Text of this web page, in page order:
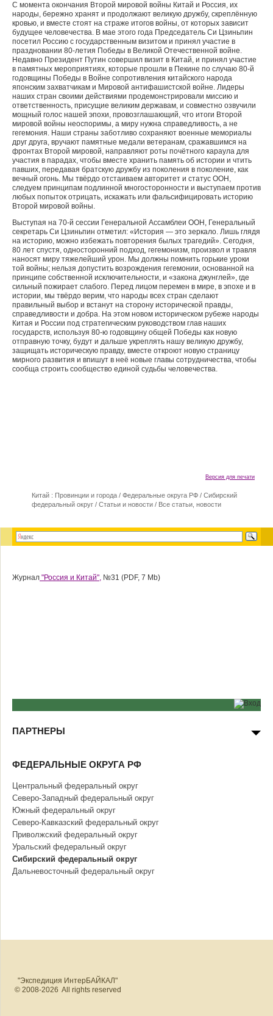
С момента окончания Второй мировой войны Китай и Россия, их
народы, бережно хранят и продолжают великую дружбу, скреплённую
кровью, и вместе стоят на страже итогов войны, от которых зависит
будущее человечества. В мае этого года Председатель Си Цзиньпин
посетил Россию с государственным визитом и принял участие в
праздновании 80-летия Победы в Великой Отечественной войне.
Недавно Президент Путин совершил визит в Китай, и принял участие
в памятных мероприятиях, которые прошли в Пекине по случаю 80-й
годовщины Победы в Войне сопротивления китайского народа
японским захватчикам и Мировой антифашистской войне. Лидеры
наших стран своими действиями продемонстрировали миссию и
ответственность, присущие великим державам, и совместно озвучили
мощный голос нашей эпохи, провозглашающий, что итоги Второй
мировой войны неоспоримы, а миру нужна справедливость, а не
гегемония. Наши страны заботливо сохраняют военные мемориалы
друг друга, вручают памятные медали ветеранам, сражавшимся на
фронтах Второй мировой, направляют роты почётного караула для
участия в парадах, чтобы вместе хранить память об истории и чтить
павших, передавая братскую дружбу из поколения в поколение, как
вечный огонь. Мы твёрдо отстаиваем авторитет и статус ООН,
следуем принципам подлинной многосторонности и выступаем против
любых попыток отрицать, искажать или фальсифицировать историю
Второй мировой войны.
Выступая на 70-й сессии Генеральной Ассамблеи ООН, Генеральный
секретарь Си Цзиньпин отметил: «История — это зеркало. Лишь глядя
на историю, можно избежать повторения былых трагедий». Сегодня,
80 лет спустя, односторонний подход, гегемонизм, произвол и травля
наносят миру тяжелейший урон. Мы должны помнить горькие уроки
той войны; нельзя допустить возрождения гегемонии, основанной на
принципе собственной исключительности, и «закона джунглей», где
сильный пожирает слабого. Перед лицом перемен в мире, в эпохе и в
истории, мы твёрдо верим, что народы всех стран сделают
правильный выбор и встанут на сторону исторической правды,
справедливости и добра. На этом новом историческом рубеже народы
Китая и России под стратегическим руководством глав наших
государств, используя 80-ю годовщину общей Победы как новую
отправную точку, будут и дальше укреплять нашу великую дружбу,
защищать историческую правду, вместе откроют новую страницу
мирного развития и впишут в неё новые главы сотрудничества, чтобы
сообща строить сообщество единой судьбы человечества.
Версия для печати
Китай : Провинции и города / Федеральные округа РФ / Сибирский
федеральный округ / Статьи и новости / Все статьи, новости
Журнал "Россия и Китай", №31 (PDF, 7 Mb)
ПАРТНЕРЫ
ФЕДЕРАЛЬНЫЕ ОКРУГА РФ
Центральный федеральный округ
Северо-Западный федеральный округ
Южный федеральный округ
Северо-Кавказский федеральный округ
Приволжский федеральный округ
Уральский федеральный округ
Сибирский федеральный округ
Дальневосточный федеральный округ
"Экспедиция ИнтерБАЙКАЛ"
© 2008-2026 All rights reserved